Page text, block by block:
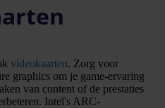
videokaarten. Zorg voor
graphics om je game-ervaring
van content of de prestaties
Intel's ARC-